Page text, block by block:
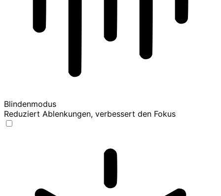
Blindenmodus
Reduziert Ablenkungen, verbessert den Fokus